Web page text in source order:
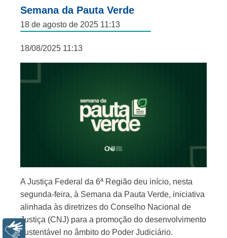
Semana da Pauta Verde
18 de agosto de 2025 11:13
18/08/2025 11:13
A Justiça Federal da 6ª Região deu início, nesta
segunda-feira, à Semana da Pauta Verde, iniciativa
alinhada às diretrizes do Conselho Nacional de
Justiça (CNJ) para a promoção do desenvolvimento
sustentável no âmbito do Poder Judiciário.
Libras